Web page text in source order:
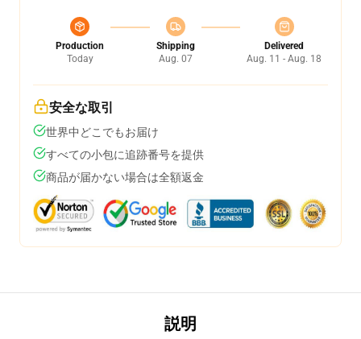
Production
Today
Shipping
Aug. 07
Delivered
Aug. 11 - Aug. 18
安全な取引
世界中どこでもお届け
すべての小包に追跡番号を提供
商品が届かない場合は全額返金
説明